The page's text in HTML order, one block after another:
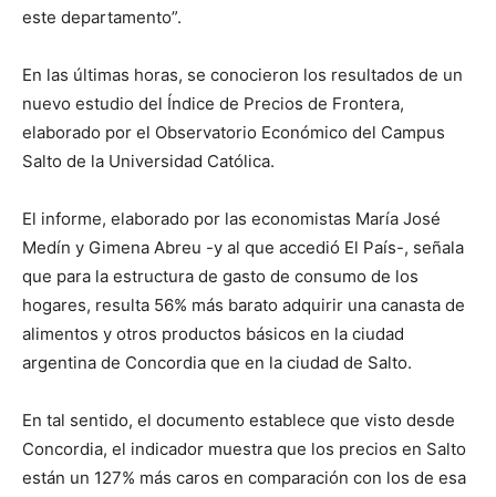
este departamento”.
En las últimas horas, se conocieron los resultados de un
nuevo estudio del Índice de Precios de Frontera,
elaborado por el Observatorio Económico del Campus
Salto de la Universidad Católica.
El informe, elaborado por las economistas María José
Medín y Gimena Abreu -y al que accedió El País-, señala
que para la estructura de gasto de consumo de los
hogares, resulta 56% más barato adquirir una canasta de
alimentos y otros productos básicos en la ciudad
argentina de Concordia que en la ciudad de Salto.
En tal sentido, el documento establece que visto desde
Concordia, el indicador muestra que los precios en Salto
están un 127% más caros en comparación con los de esa